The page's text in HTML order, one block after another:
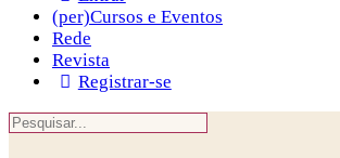
(per)Cursos e Eventos
Rede
Revista
Registrar-se
Procurar